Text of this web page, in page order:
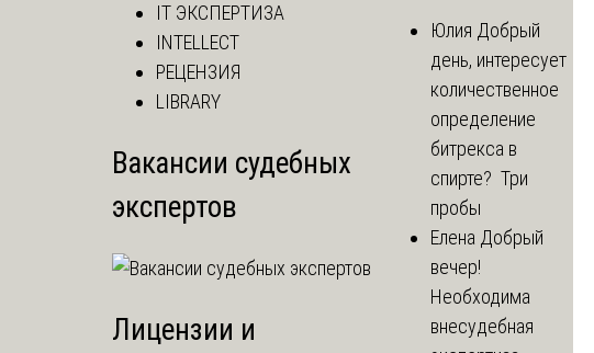
IT ЭКСПЕРТИЗА
INTELLECT
РЕЦЕНЗИЯ
LIBRARY
Вакансии судебных
экспертов
Лицензии и
Юлия Добрый
день, интересует
количественное
определение
битрекса в
спирте? Три
пробы
Елена Добрый
вечер!
Необходима
внесудебная